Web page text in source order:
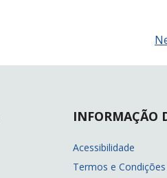
INFORMAÇÃO
Acessibilidade
Termos e Condições